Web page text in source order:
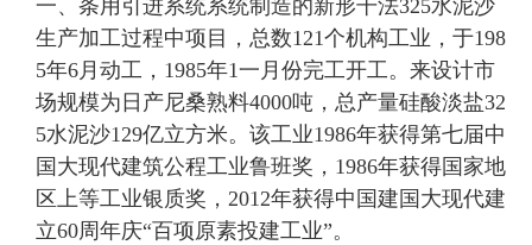
一、条用引进系统系统制造的新形干法325水泥沙
生产加工过程中项目，总数121个机构工业，于198
5年6月动工，1985年1一月份完工开工。来设计市
场规模为日产尼桑熟料4000吨，总产量硅酸淡盐32
5水泥沙129亿立方米。该工业1986年获得第七届中
国大现代建筑公程工业鲁班奖，1986年获得国家地
区上等工业银质奖，2012年获得中国建国大现代建
立60周年庆“百项原素投建工业”。